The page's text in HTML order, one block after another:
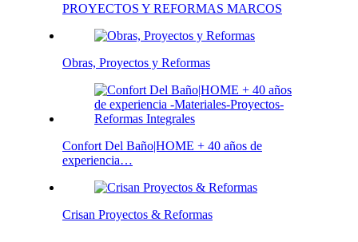
PROYECTOS Y REFORMAS MARCOS
Obras, Proyectos y Reformas
Confort Del Baño|HOME + 40 años de
experiencia…
Crisan Proyectos & Reformas